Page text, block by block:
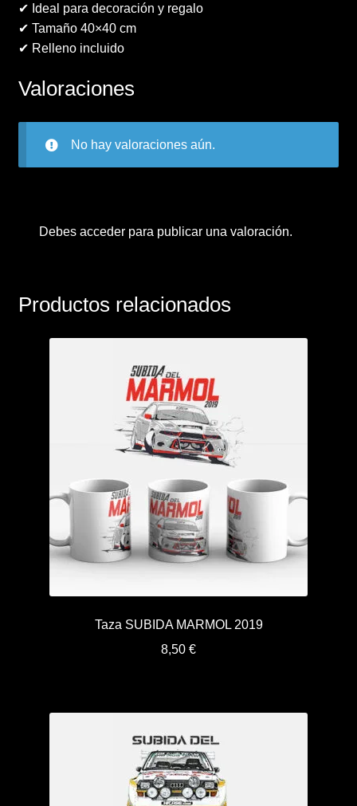
✔ Ideal para decoración y regalo
✔ Tamaño 40×40 cm
✔ Relleno incluido
Valoraciones
No hay valoraciones aún.
Debes accederpara publicar una valoración.
Productos relacionados
Taza SUBIDA MARMOL 2019
8,50 €